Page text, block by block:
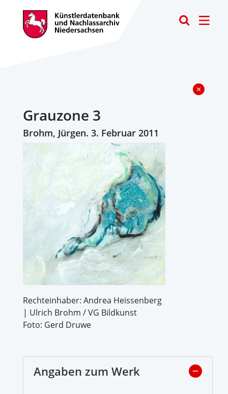
Grauzone 3
Brohm, Jürgen. 3. Februar 2011
Rechteinhaber: Andrea Heissenberg
| Ulrich Brohm / VG Bildkunst
Foto: Gerd Druwe
Angaben zum Werk